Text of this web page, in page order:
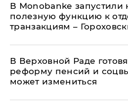
В Мonobankе запустили
полезную функцию к
транзакциям –
В Верховной Раде
реформу пенсий и
может измениться